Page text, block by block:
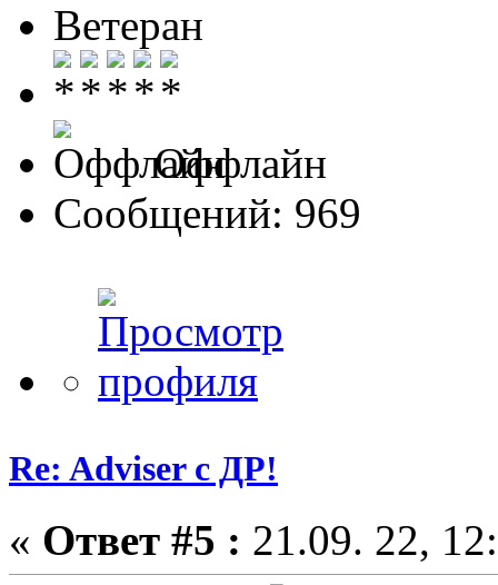
Ветеран
Оффлайн
Сообщений: 969
Re: Adviser с ДР!
« Ответ #5 : 21.09. 22,